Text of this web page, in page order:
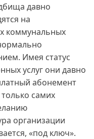
давно
на
коммунальных
Имея статус
услуг они давно
абонемент
самих
организации
«под ключ».